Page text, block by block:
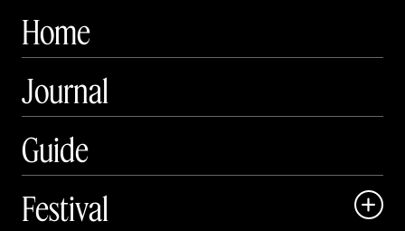
Home
Journal
Guide
Festival
